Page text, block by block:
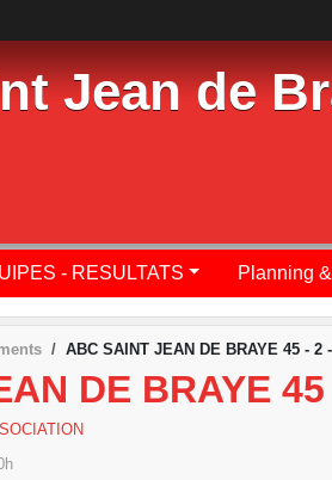
Jean de
- RESULTATS Planning
ABC SAINT JEAN DE BRAYE 45 - 2
DE BRAYE